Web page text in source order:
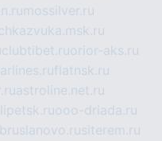
mossilver.ru
clubtibet.ruorior-aks.ru
flatnsk.ru
astroline.net.ru
ooo-driada.ru
bruslanovo.rusiterem.ru